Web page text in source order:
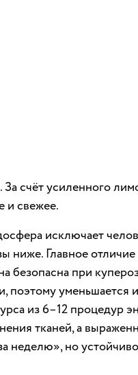
счёт усиленного
и свежее.
исключает
ниже. Главное
безопасна при
уменьшается
из 6–12 процедур
тканей, а
неделю», но